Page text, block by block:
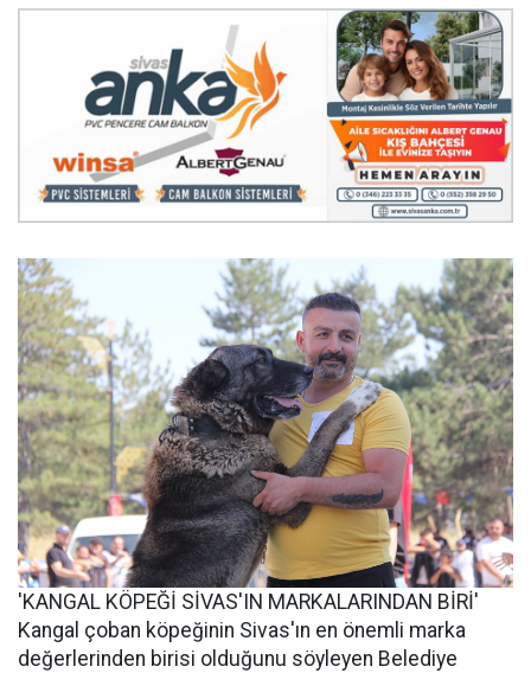
'KANGAL KÖPEĞİ SİVAS'IN MARKALARINDAN BİRİ'
Kangal çoban köpeğinin Sivas'ın en önemli marka
değerlerinden birisi olduğunu söyleyen Belediye